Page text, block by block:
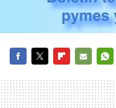
MAIL